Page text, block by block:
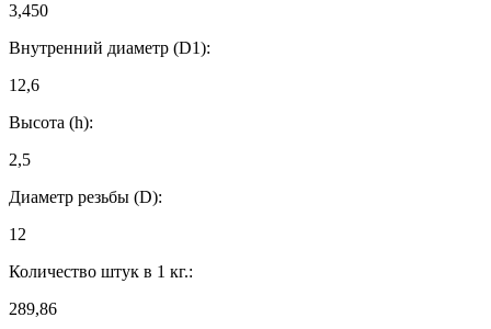
3,450
Внутренний диаметр (D1):
12,6
Высота (h):
2,5
Диаметр резьбы (D):
12
Количество штук в 1 кг.:
289,86